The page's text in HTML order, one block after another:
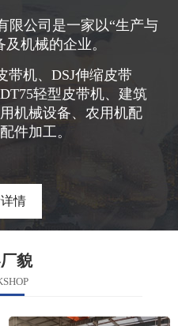
公司是一家以“生产与
机械的企业。
机、DSJ伸缩皮带
轻型皮带机、建筑
机械设备、农用机配
件加工。
情
貌